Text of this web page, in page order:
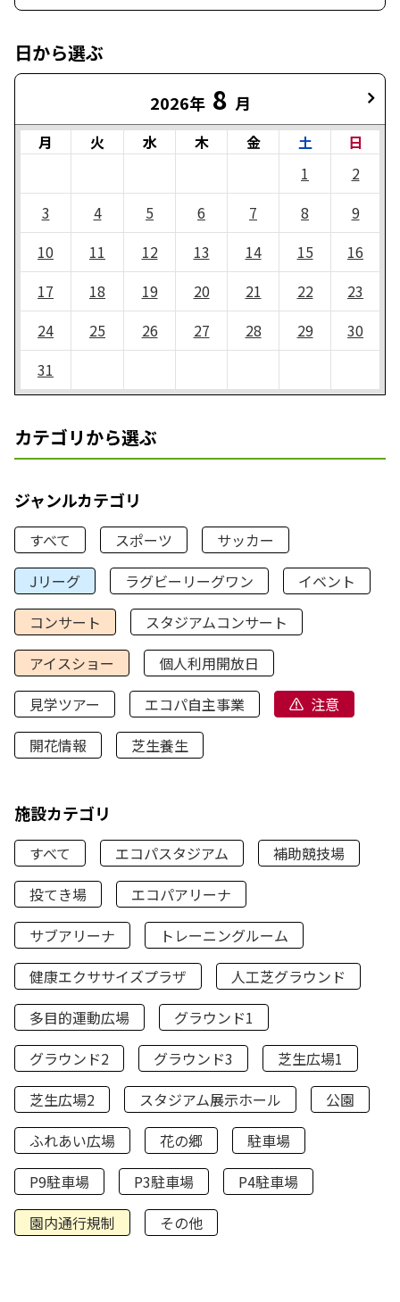
日から選ぶ
2026年 8 月
月 火 水 木 金 土
日
1
2
3
4 5 6 7 8
9
10
11 12 13 14 15
16
17
18 19 20 21 22
23
24
25 26 27 28 29
30
31
カテゴリから選ぶ
ジャンルカテゴリ
すべて スポーツ
サッカー
Jリーグ
ラグビーリーグワン
イベント
コンサート
スタジアムコンサート
アイスショー
個人利用開放日
見学ツアー
エコパ自主事業
注意
開花情報
芝生養生
施設カテゴリ
すべて エコパスタジアム
補助競技場
投てき場
エコパアリーナ
サブアリーナ
トレーニングルーム
健康エクササイズプラザ
人工芝グラウンド
多目的運動広場
グラウンド1
グラウンド2
グラウンド3
芝生広場1
芝生広場2
スタジアム展示ホール
公園
ふれあい広場
花の郷
駐車場
P9駐車場
P3駐車場
P4駐車場
園内通行規制
その他